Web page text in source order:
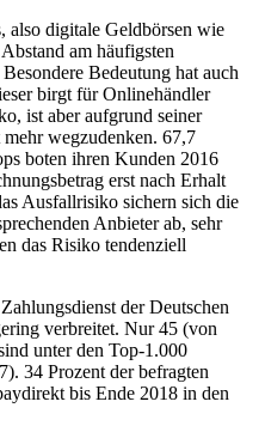
also digitale Geldbörsen wie
am häufigsten
Bedeutung hat auch
birgt für Onlinehändler
ist aber aufgrund seiner
wegzudenken. 67,7
boten ihren Kunden 2016
erst nach Erhalt
Ausfallrisiko sichern sich die
Anbieter ab, sehr
das Risiko tendenziell
der Deutschen
verbreitet. Nur 45 (von
unter den Top-1.000
34 Prozent der befragten
bis Ende 2018 in den